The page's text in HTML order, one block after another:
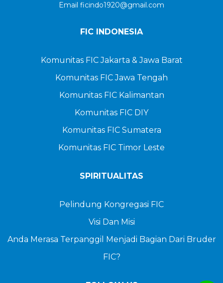
Email ficindo1920@gmail.com
FIC INDONESIA
Komunitas FIC Jakarta & Jawa Barat
Komunitas FIC Jawa Tengah
Komunitas FIC Kalimantan
Komunitas FIC DIY
Komunitas FIC Sumatera
Komunitas FIC Timor Leste
SPIRITUALITAS
Pelindung Kongregasi FIC
Visi Dan Misi
Anda Merasa Terpanggil Menjadi Bagian Dari Bruder
FIC?